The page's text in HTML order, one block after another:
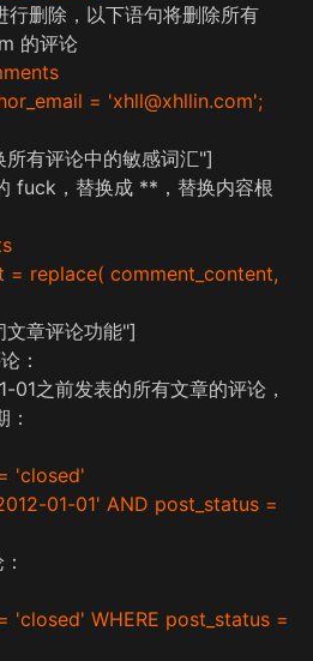
删除，以下语句将删除所有
的评论
= 'xhll@xhllin.com';
有评论中的敏感词汇"]
fuck，替换成 **，替换内容根
= replace( comment_content,
章评论功能"]
：
01之前发表的所有文章的评论，
'closed'
01-01' AND post_status =
'closed' WHERE post_status =